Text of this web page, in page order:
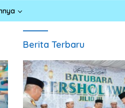
Berita Terbaru